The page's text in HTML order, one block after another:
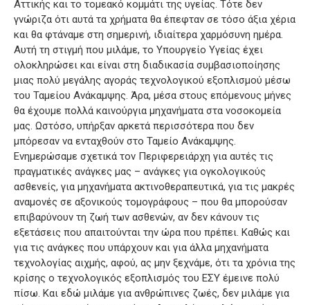
Αττικής και το τομεακό κομμάτι της υγείας. Τότε δεν
γνώριζα ότι αυτά τα χρήματα θα έπεφταν σε τόσο άξια χέρια
και θα φτάναμε στη σημερινή, ιδιαίτερα χαρμόσυνη ημέρα.
Αυτή τη στιγμή που μιλάμε, το Υπουργείο Υγείας έχει
ολοκληρώσει και είναι στη διαδικασία συμβασιοποίησης
μιας πολύ μεγάλης αγοράς τεχνολογικού εξοπλισμού μέσω
του Ταμείου Ανάκαμψης. Άρα, μέσα στους επόμενους μήνες
θα έχουμε πολλά καινούργια μηχανήματα στα νοσοκομεία
μας. Ωστόσο, υπήρξαν αρκετά περισσότερα που δεν
μπόρεσαν να ενταχθούν στο Ταμείο Ανάκαμψης.
Ενημερώσαμε σχετικά τον Περιφερειάρχη για αυτές τις
πραγματικές ανάγκες μας – ανάγκες για ογκολογικούς
ασθενείς, για μηχανήματα ακτινοθεραπευτικά, για τις μακρές
αναμονές σε αξονικούς τομογράφους – που θα μπορούσαν
επιβαρύνουν τη ζωή των ασθενών, αν δεν κάνουν τις
εξετάσεις που απαιτούνται την ώρα που πρέπει. Καθώς και
για τις ανάγκες που υπάρχουν και για άλλα μηχανήματα
τεχνολογίας αιχμής, αφού, ας μην ξεχνάμε, ότι τα χρόνια της
κρίσης ο τεχνολογικός εξοπλισμός του ΕΣΥ έμεινε πολύ
πίσω. Και εδώ μιλάμε για ανθρώπινες ζωές, δεν μιλάμε για